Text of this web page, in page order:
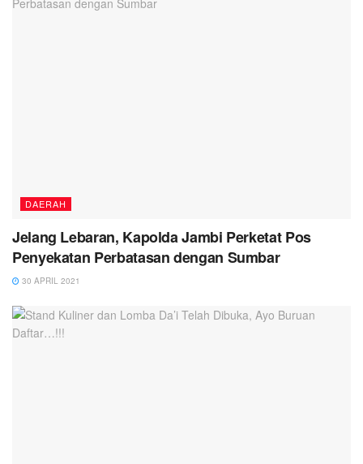
DAERAH
Jelang Lebaran, Kapolda Jambi Perketat Pos
Penyekatan Perbatasan dengan Sumbar
30 APRIL 2021